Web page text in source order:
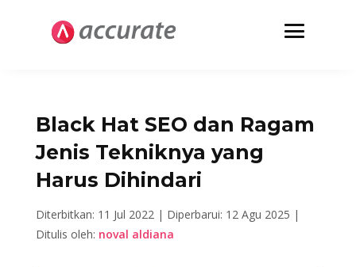
Black Hat SEO dan Ragam
Jenis Tekniknya yang
Harus Dihindari
Diterbitkan: 11 Jul 2022 | Diperbarui: 12 Agu 2025 |
Ditulis oleh: noval aldiana